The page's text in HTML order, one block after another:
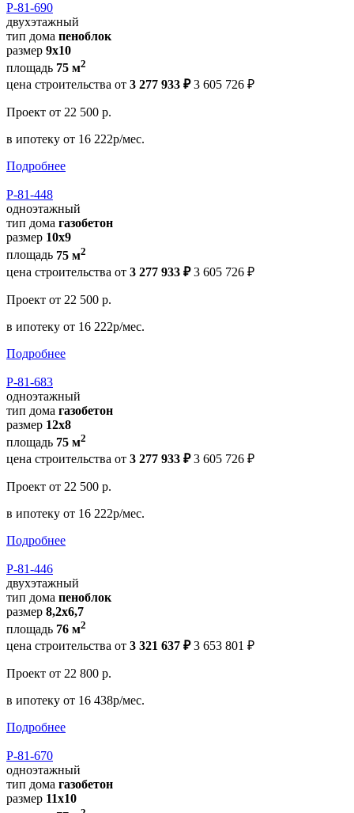
Р-81-690
двухэтажный
тип дома пеноблок
размер 9x10
площадь 75 м2
цена строительства от 3 277 933 ₽ 3 605 726 ₽
Проект от 22 500 р.
в ипотеку от 16 222р/мес.
Подробнее
Р-81-448
одноэтажный
тип дома газобетон
размер 10х9
площадь 75 м2
цена строительства от 3 277 933 ₽ 3 605 726 ₽
Проект от 22 500 р.
в ипотеку от 16 222р/мес.
Подробнее
Р-81-683
одноэтажный
тип дома газобетон
размер 12x8
площадь 75 м2
цена строительства от 3 277 933 ₽ 3 605 726 ₽
Проект от 22 500 р.
в ипотеку от 16 222р/мес.
Подробнее
Р-81-446
двухэтажный
тип дома пеноблок
размер 8,2х6,7
площадь 76 м2
цена строительства от 3 321 637 ₽ 3 653 801 ₽
Проект от 22 800 р.
в ипотеку от 16 438р/мес.
Подробнее
Р-81-670
одноэтажный
тип дома газобетон
размер 11x10